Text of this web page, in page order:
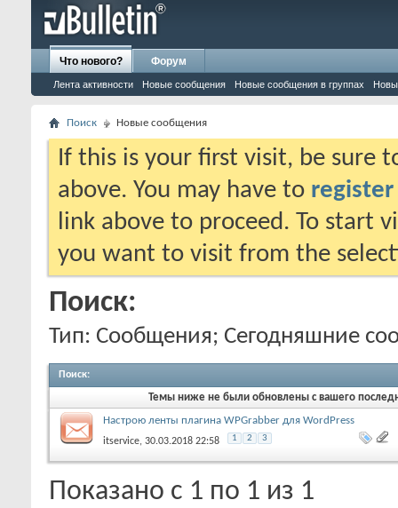
Что нового?
Лента активности Новые сообщения Новые сообщения в группах
Форум
Поиск Новые сообщения
If this is your first visit, be sure
above. You may have to register
link above to proceed. To start
you want to visit from the
Поиск:
Тип: Сообщения; Сегодняшние
Поиск:
Темы ниже не были обновлены с вашего
Настрою ленты плагина WPGrabber для WordPress
itservice, 30.03.2018 22:58 1 2 3
Показано с 1 по 1 из 1